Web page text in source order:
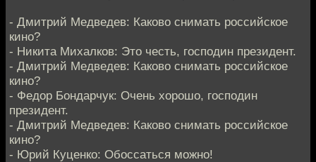
- Дмитрий Медведев: Каково снимать российское
кино?
- Никита Михалков: Это честь, господин президент.
- Дмитрий Медведев: Каково снимать российское
кино?
- Федор Бондарчук: Очень хорошо, господин
президент.
- Дмитрий Медведев: Каково снимать российское
кино?
- Юрий Куценко: Обоссаться можно!